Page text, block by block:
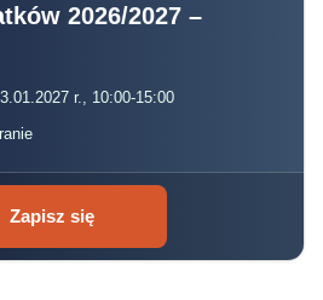
2026/2027 –
r., 10:00-15:00
Zapisz się